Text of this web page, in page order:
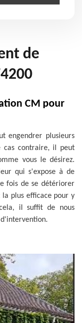
de
CM pour
engendrer plusieurs
cas contraire, il peut
vous le désirez.
qui s'expose à de
fois de se détériorer
plus efficace pour y
il suffit de nous